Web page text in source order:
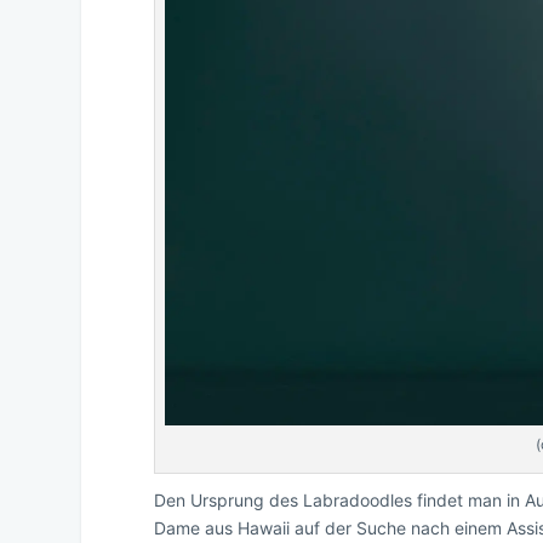
Den Ursprung des Labradoodles findet man in
Dame aus Hawaii auf der Suche nach einem